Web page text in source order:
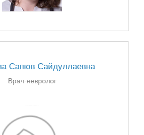
Сапюв Сайдуллаевна
Врач-невролог